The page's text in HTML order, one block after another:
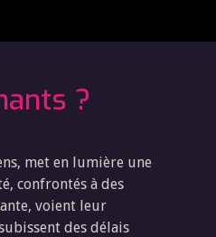
?
met en lumière une
confrontés à des
voient leur
des délais